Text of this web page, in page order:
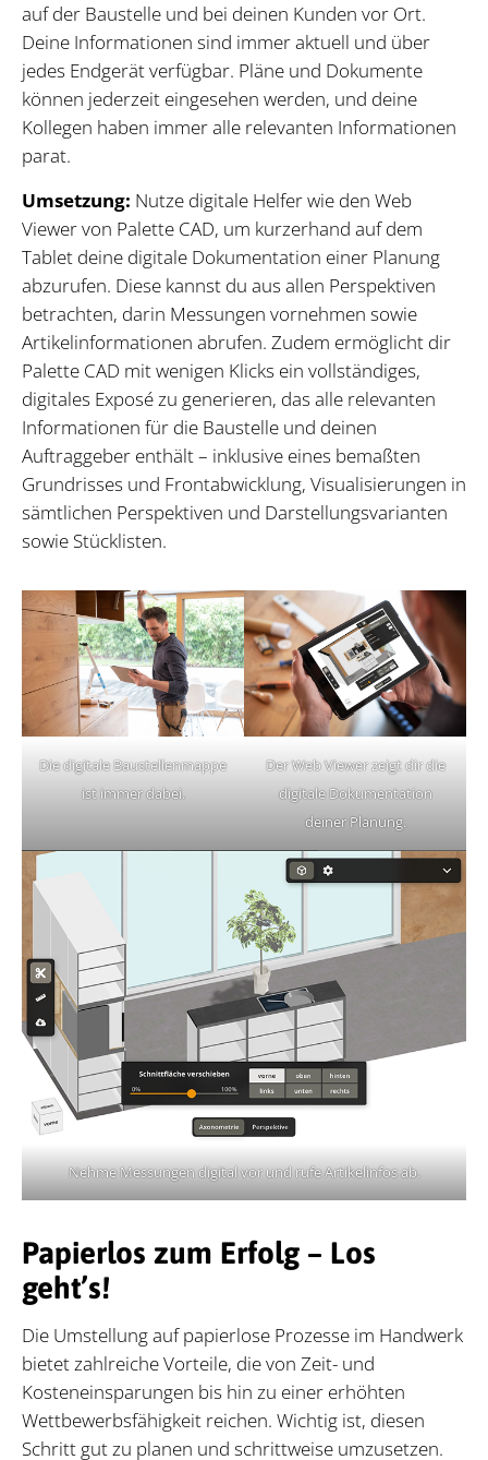
auf der Baustelle und bei deinen Kunden vor Ort.
Deine Informationen sind immer aktuell und über
jedes Endgerät verfügbar. Pläne und Dokumente
können jederzeit eingesehen werden, und deine
Kollegen haben immer alle relevanten Informationen
parat.
Umsetzung: Nutze digitale Helfer wie den Web
Viewer von Palette CAD, um kurzerhand auf dem
Tablet deine digitale Dokumentation einer Planung
abzurufen. Diese kannst du aus allen Perspektiven
betrachten, darin Messungen vornehmen sowie
Artikelinformationen abrufen. Zudem ermöglicht dir
Palette CAD mit wenigen Klicks ein vollständiges,
digitales Exposé zu generieren, das alle relevanten
Informationen für die Baustelle und deinen
Auftraggeber enthält – inklusive eines bemaßten
Grundrisses und Frontabwicklung, Visualisierungen in
sämtlichen Perspektiven und Darstellungsvarianten
sowie Stücklisten.
Die digitale Baustellenmappe
ist immer dabei.
Der Web Viewer zeigt dir die
digitale Dokumentation
deiner Planung.
Nehme Messungen digital vor und rufe Artikelinfos ab.
Papierlos zum Erfolg – Los
geht’s!
Die Umstellung auf papierlose Prozesse im Handwerk
bietet zahlreiche Vorteile, die von Zeit- und
Kosteneinsparungen bis hin zu einer erhöhten
Wettbewerbsfähigkeit reichen. Wichtig ist, diesen
Schritt gut zu planen und schrittweise umzusetzen.